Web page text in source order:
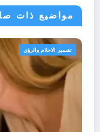
مواضيع ذات
الاحلام والرؤى